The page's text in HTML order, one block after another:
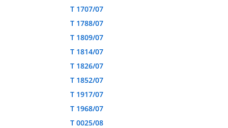
T 1707/07
T 1788/07
T 1809/07
T 1814/07
T 1826/07
T 1852/07
T 1917/07
T 1968/07
T 0025/08